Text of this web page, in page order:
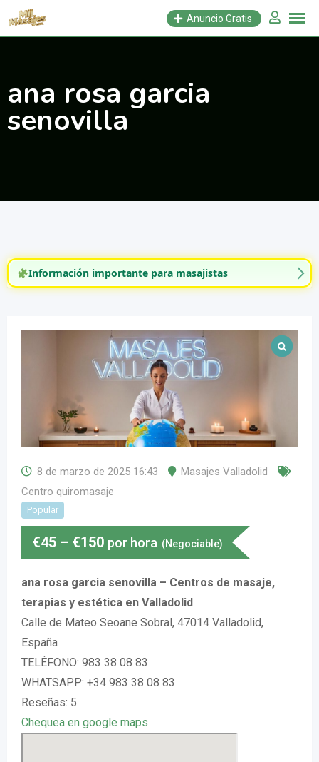
Saltar
Anuncio Gratis
ana rosa garcia
senovilla
Información importante para masajistas
8 de marzo de 2025 16:43
Masajes Valladolid
Centro quiromasaje
Popular
€45 – €150 por hora (Negociable)
ana rosa garcia senovilla – Centros de masaje,
terapias y estética en Valladolid
Calle de Mateo Seoane Sobral, 47014 Valladolid,
España
TELÉFONO: 983 38 08 83
WHATSAPP: +34 983 38 08 83
Reseñas: 5
Chequea en google maps